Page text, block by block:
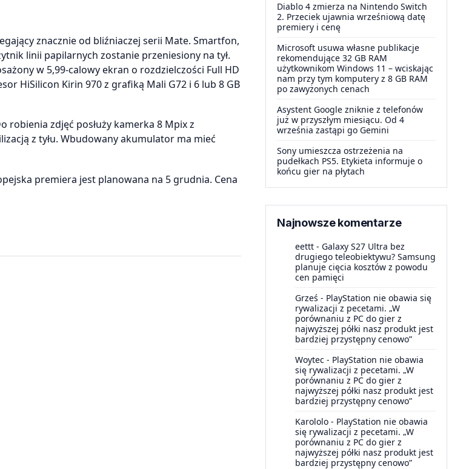
znacznie od bliźniaczej serii Mate. Smartfon,
linii papilarnych zostanie przeniesiony na tył.
w 5,99-calowy ekran o rozdzielczości Full HD
HiSilicon Kirin 970 z grafiką Mali G72 i 6 lub 8 GB
robienia zdjęć posłuży kamerka 8 Mpix z
z tyłu. Wbudowany akumulator ma mieć
premiera jest planowana na 5 grudnia. Cena
Diablo 4 zmierza na Nintendo Switch
2. Przeciek ujawnia wrześniową datę
premiery i cenę
Microsoft usuwa własne publikacje
rekomendujące 32 GB RAM
użytkownikom Windows 11 – wciskając
nam przy tym komputery z 8 GB RAM
po zawyżonych cenach
Asystent Google zniknie z telefonów
już w przyszłym miesiącu. Od 4
września zastąpi go Gemini
Sony umieszcza ostrzeżenia na
pudełkach PS5. Etykieta informuje o
końcu gier na płytach
Najnowsze komentarze
eettt - Galaxy S27 Ultra bez
drugiego teleobiektywu? Samsung
planuje cięcia kosztów z powodu
cen pamięci
Grześ - PlayStation nie obawia się
rywalizacji z pecetami. „W
porównaniu z PC do gier z
najwyższej półki nasz produkt jest
bardziej przystępny cenowo”
Woytec - PlayStation nie obawia
się rywalizacji z pecetami. „W
porównaniu z PC do gier z
najwyższej półki nasz produkt jest
bardziej przystępny cenowo”
Karololo - PlayStation nie obawia
się rywalizacji z pecetami. „W
porównaniu z PC do gier z
najwyższej półki nasz produkt jest
bardziej przystępny cenowo”